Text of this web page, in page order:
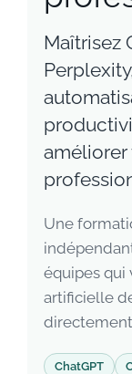
Maîtrisez
améliorer
Une
équipes qui
artificielle
ChatGPT